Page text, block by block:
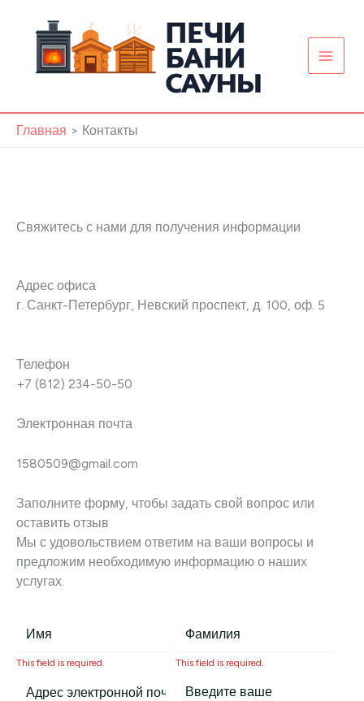
содержимому
Главная Контакты
Свяжитесь с нами для получения информации
Адрес офиса
г. Санкт-Петербург, Невский проспект, д. 100, оф. 5
Телефон
+7 (812) 234-50-50
Электронная почта
1580509@gmail.com
Заполните форму, чтобы задать свой вопрос или
оставить отзыв
Мы с удовольствием ответим на ваши вопросы и
предложим необходимую информацию о наших
услугах.
This field is required. This field is required.